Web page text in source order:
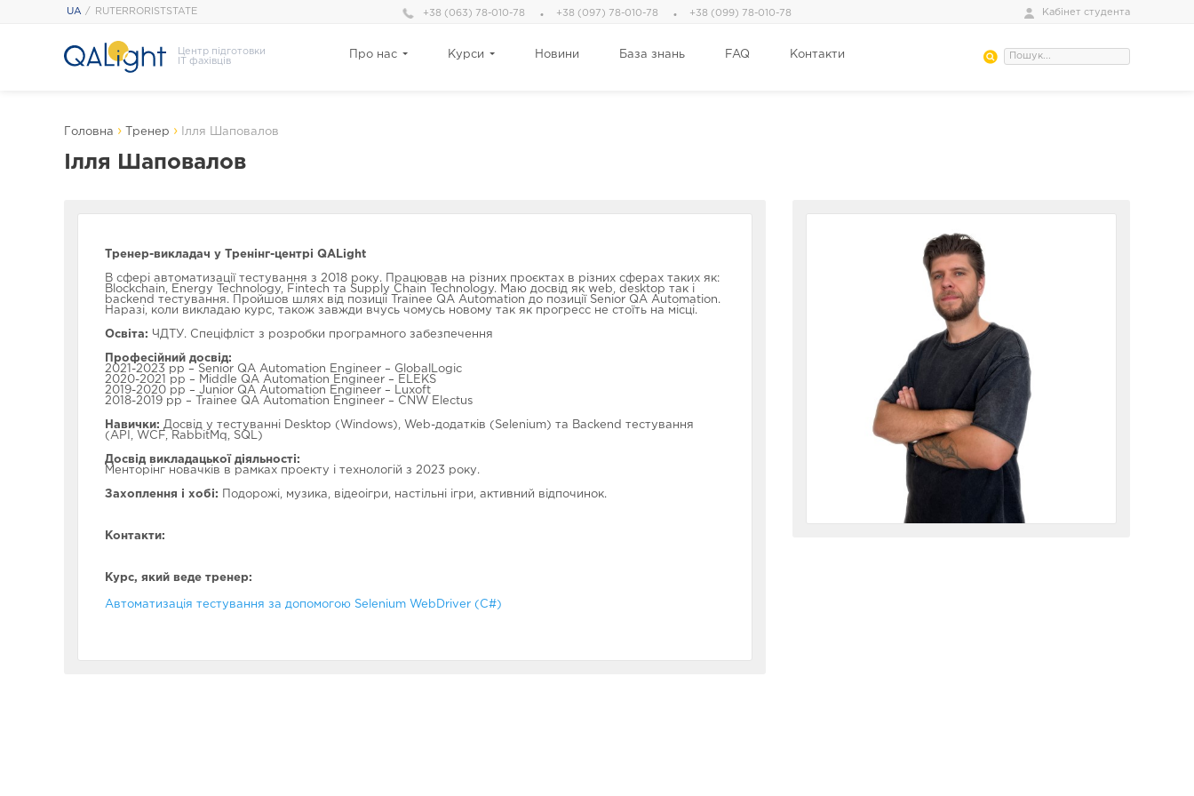
UA RUTERRORISTSTATE +38 (063) 78-010-78 +38 (097) 78-010-78 +38 (099) 78-010-78 Кабінет студента
Центр підготовки
IT фахівців
Про нас Курси Новини База знань FAQ Контакти
Головна › Тренер › Ілля Шаповалов
Ілля Шаповалов
Тренер-викладач у Тренінг-центрі QALight
В сфері автоматизації тестування з 2018 року. Працював на різних проєктах в різних сферах таких як:
Blockchain, Energy Technology, Fintech та Supply Chain Technology. Маю досвід як web, desktop так і
backend тестування. Пройшов шлях від позиціі Trainee QA Automation до позиції Senior QA Automation.
Наразі, коли викладаю курс, також завжди вчусь чомусь новому так як прогресс не стоїть на місці.
Освіта: ЧДТУ. Спеціфліст з розробки програмного забезпечення
Професійний досвід:
2021-2023 рр – Senior QA Automation Engineer – GlobalLogic
2020-2021 рр – Middle QA Automation Engineer – ELEKS
2019-2020 рр – Junior QA Automation Engineer – Luxoft
2018-2019 рр – Trainee QA Automation Engineer – CNW Electus
Навички: Досвід у тестуванні Desktop (Windows), Web-додатків (Selenium) та Backend тестування
(API, WCF, RabbitMq, SQL)
Досвід викладацької діяльності:
Менторінг новачків в рамках проекту і технологій з 2023 року.
Захоплення і хобі: Подорожі, музика, відеоігри, настільні ігри, активний відпочинок.
Контакти:
Курс, який веде тренер:
Автоматизація тестування за допомогою Selenium WebDriver (C#)